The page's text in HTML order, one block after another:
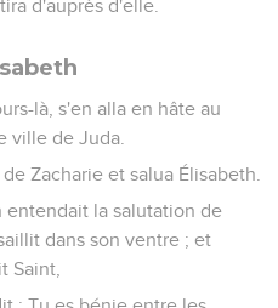
d'auprès d'elle.
là, s'en alla en hâte au
ville de Juda.
Zacharie et salua Élisabeth.
entendait la salutation de
dans son ventre ; et
Saint,